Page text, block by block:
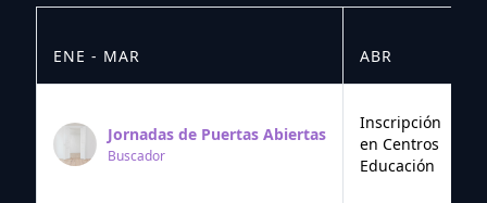
ENE - MAR ABR
Jornadas de Puertas Abiertas
Buscador
Inscripción
en Centros
Educación